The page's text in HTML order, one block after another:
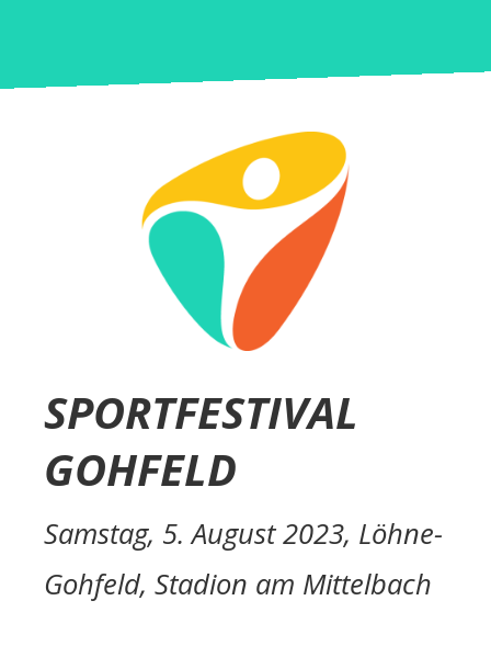
SPORT­FESTIVAL
GOHFELD
Samstag, 5. August 2023, Löhne-
Gohfeld, Stadion am Mittelbach